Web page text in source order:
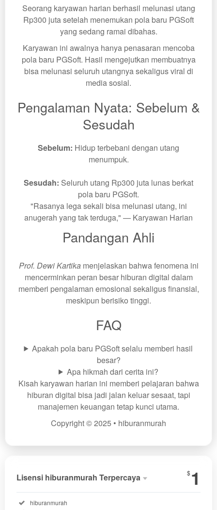
Seorang karyawan harian berhasil melunasi utang
Rp300 juta setelah menemukan pola baru PGSoft
yang sedang ramai dibahas.
Karyawan ini awalnya hanya penasaran mencoba
pola baru PGSoft. Hasil mengejutkan membuatnya
bisa melunasi seluruh utangnya sekaligus viral di
media sosial.
Pengalaman Nyata: Sebelum &
Sesudah
Sebelum: Hidup terbebani dengan utang
menumpuk.
Sesudah: Seluruh utang Rp300 juta lunas berkat
pola baru PGSoft.
"Rasanya lega sekali bisa melunasi utang, ini
anugerah yang tak terduga," — Karyawan Harian
Pandangan Ahli
Prof. Dewi Kartikamenjelaskan bahwa fenomena ini
mencerminkan peran besar hiburan digital dalam
memberi pengalaman emosional sekaligus finansial,
meskipun berisiko tinggi.
FAQ
Apakah pola baru PGSoft selalu memberi hasil
besar?
Apa hikmah dari cerita ini?
Kisah karyawan harian ini memberi pelajaran bahwa
hiburan digital bisa jadi jalan keluar sesaat, tapi
manajemen keuangan tetap kunci utama.
Copyright © 2025 • hiburanmurah
Show More
Lisensi hiburanmurah Terpercaya $1
Included:
hiburanmurah